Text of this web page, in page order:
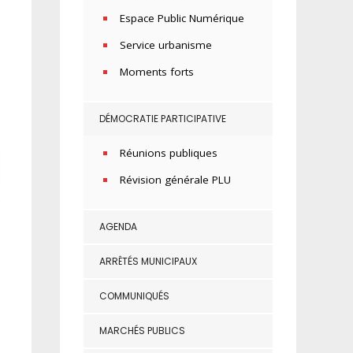
Espace Public Numérique
Service urbanisme
Moments forts
DÉMOCRATIE PARTICIPATIVE
Réunions publiques
Révision générale PLU
AGENDA
ARRÊTÉS MUNICIPAUX
COMMUNIQUÉS
MARCHÉS PUBLICS